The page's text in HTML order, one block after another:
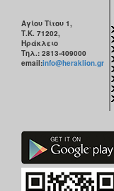
Αγίου Τίτου 1,
Τ.Κ. 71202,
Ηράκλειο
Τηλ.: 2813-409000
email:info@heraklion.gr